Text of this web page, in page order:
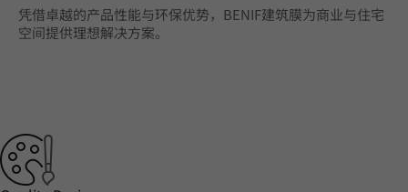
凭借卓越的产品性能与环保优势，BENIF建筑膜为商业与住宅
空间提供理想解决方案。